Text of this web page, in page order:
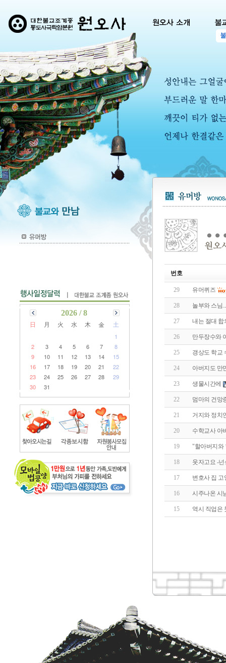
2026 / 8
日 月 火 水 木 金 土
1
2
3 4 5 6 7
8
9
10 11 12 13 14
15
16
17 18 19 20 21
22
23
24 25 26 27 28
29
30
31
번호
29 유머퀴즈
28 놀부와 스님...
27 내는 절대 합
26 만두장수와
25 갱상도 학교
24 아버지도 만
23 생물시간에
22 멈마의 건망
21 거지와 정치
20 수학교사 아
19 "할아버지와
18 웃자고요 -넌
17 변호사 집 고
16 시주나온 시
15 역시 직업은